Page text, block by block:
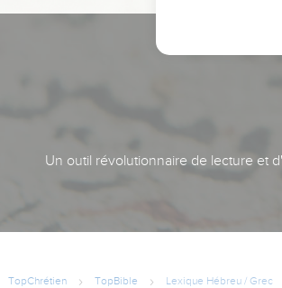
Un outil révolutionnaire de lecture et
TopChrétien TopBible Lexique Hébreu / Grec